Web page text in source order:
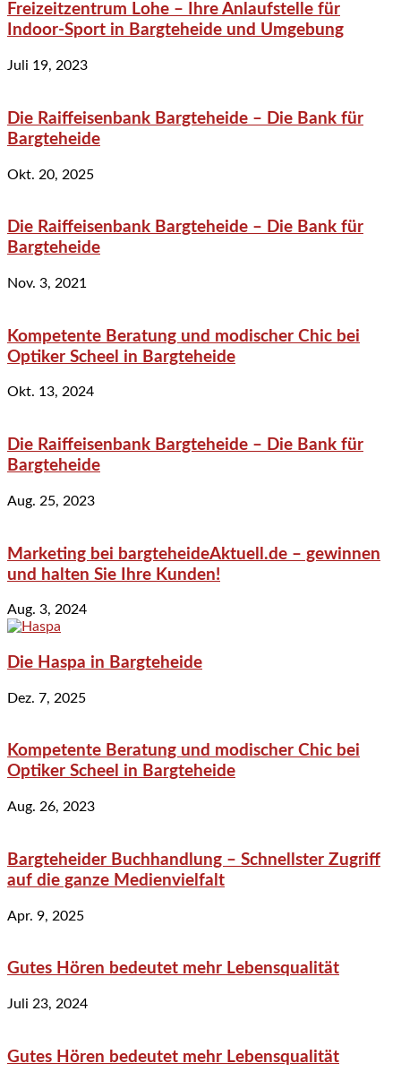
Freizeitzentrum Lohe – Ihre Anlaufstelle für
Indoor-Sport in Bargteheide und Umgebung
Juli 19, 2023
Die Raiffeisenbank Bargteheide – Die Bank für
Bargteheide
Okt. 20, 2025
Die Raiffeisenbank Bargteheide – Die Bank für
Bargteheide
Nov. 3, 2021
Kompetente Beratung und modischer Chic bei
Optiker Scheel in Bargteheide
Okt. 13, 2024
Die Raiffeisenbank Bargteheide – Die Bank für
Bargteheide
Aug. 25, 2023
Marketing bei bargteheideAktuell.de – gewinnen
und halten Sie Ihre Kunden!
Aug. 3, 2024
Die Haspa in Bargteheide
Dez. 7, 2025
Kompetente Beratung und modischer Chic bei
Optiker Scheel in Bargteheide
Aug. 26, 2023
Bargteheider Buchhandlung – Schnellster Zugriff
auf die ganze Medienvielfalt
Apr. 9, 2025
Gutes Hören bedeutet mehr Lebensqualität
Juli 23, 2024
Gutes Hören bedeutet mehr Lebensqualität